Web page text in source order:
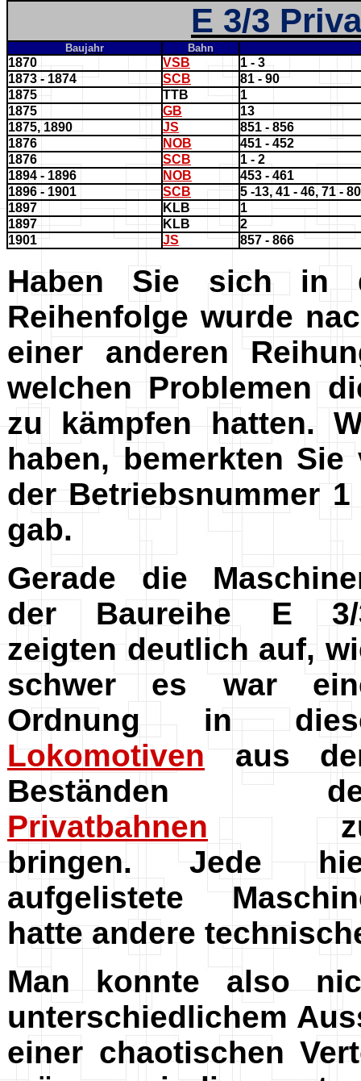
E 3/3
Baujahr Bahn
1870 VSB
1 - 3
1873 - 1874
SCB
81 - 90
1875
TTB
1
1875
GB
13
1875, 1890
JS
851 - 856
1876
NOB
451 - 452
1876
SCB
1 - 2
1894 - 1896
NOB
453 - 461
1896 - 1901
SCB
5 -13, 41 - 46, 71 - 80
1897
KLB
1
1897
KLB
2
1901
JS 857 - 866
Haben Sie sich in
Reihenfolge wurde
einer anderen
welchen Problemen
zu kämpfen hatten.
haben, bemerkten
der Betriebsnummer
gab.
Gerade die
der Baureihe E 3/
zeigten deutlich auf,
schwer es war
Ordnung in
Lokomotiven aus
Beständen
Privatbahnen
bringen. Jede
aufgelistete
hatte andere
Man konnte also
unterschiedlichem
einer chaotischen